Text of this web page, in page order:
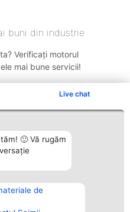
Live chat
🙂 Vă rugăm
de
buni din industrie
Verificați motorul
mai bune servicii!
Contact